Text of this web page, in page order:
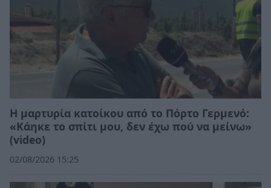
Η μαρτυρία κατοίκου από το Πόρτο Γερμενό:
«Κάηκε το σπίτι μου, δεν έχω πού να μείνω»
(video)
02/08/2026 15:25